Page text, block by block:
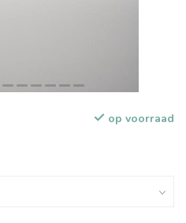
op voorraad